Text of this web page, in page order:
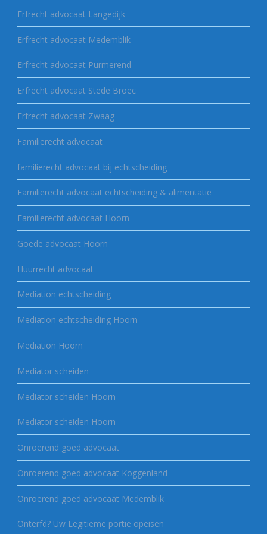
Erfrecht advocaat Langedijk
Erfrecht advocaat Medemblik
Erfrecht advocaat Purmerend
Erfrecht advocaat Stede Broec
Erfrecht advocaat Zwaag
Familierecht advocaat
familierecht advocaat bij echtscheiding
Familierecht advocaat echtscheiding & alimentatie
Familierecht advocaat Hoorn
Goede advocaat Hoorn
Huurrecht advocaat
Mediation echtscheiding
Mediation echtscheiding Hoorn
Mediation Hoorn
Mediator scheiden
Mediator scheiden Hoorn
Mediator scheiden Hoorn
Onroerend goed advocaat
Onroerend goed advocaat Koggenland
Onroerend goed advocaat Medemblik
Onterfd? Uw Legitieme portie opeisen